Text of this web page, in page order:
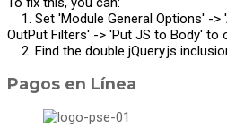
1. Set 'Module General Options' ->
OutPut Filters' -> 'Put JS to Body' to
2. Find the double jQuery.js
Pagos en Línea